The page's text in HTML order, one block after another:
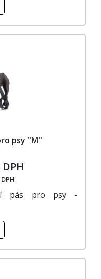
psy ''M''
DPH
pás pro psy -